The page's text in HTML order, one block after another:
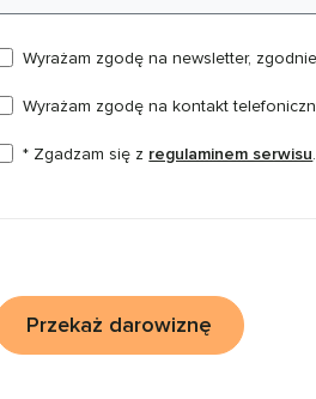
Wyrażam zgodę na newsletter,
Wyrażam zgodę na kontakt
* Zgadzam się z regulaminem serwisu.
Przekaż darowiznę